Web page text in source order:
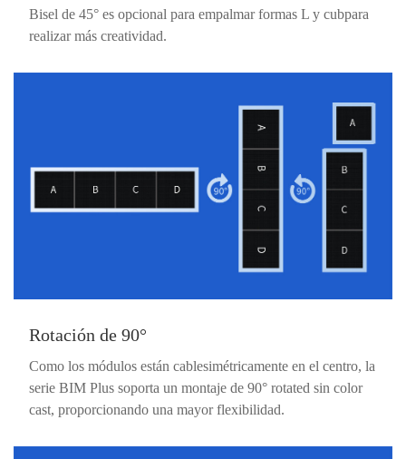
Bisel de 45° es opcional para empalmar formas L y cubpara
realizar más creatividad.
Rotación de 90°
Como los módulos están cablesimétricamente en el centro, la
serie BIM Plus soporta un montaje de 90° rotated sin color
cast, proporcionando una mayor flexibilidad.